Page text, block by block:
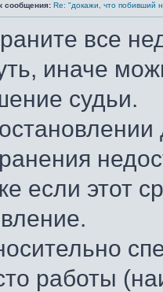
сообщения: Re: "докажи, что побивший
все
иначе
судьи.
если этот
работы